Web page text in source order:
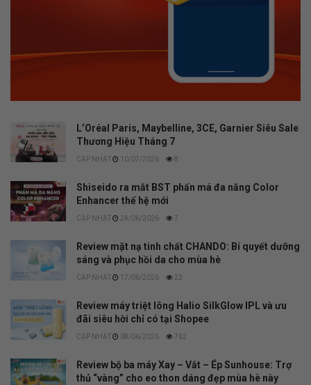
L’Oréal Paris, Maybelline, 3CE, Garnier Siêu Sale
Thương Hiệu Tháng 7
10/07/2026 8
Shiseido ra mắt BST phấn má đa năng Color
Enhancer thế hệ mới
24/06/2026 7
Review mặt nạ tinh chất CHANDO: Bí quyết dưỡng
sáng và phục hồi da cho mùa hè
17/06/2026 22
Review máy triệt lông Halio SilkGlow IPL và ưu
đãi siêu hời chỉ có tại Shopee
08/06/2026 762
Review bộ ba máy Xay – Vắt – Ép Sunhouse: Trợ
thủ “vàng” cho eo thon dáng đẹp mùa hè này